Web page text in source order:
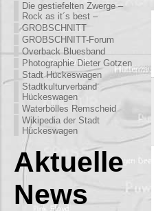
Die gestiefelten Zwerge –
Rock as it´s best –
GROBSCHNITT
GROBSCHNITT-Forum
Overback Bluesband
Photographie Dieter Gotzen
Stadt Hückeswagen
Stadtkulturverband
Hückeswagen
Waterbölles Remscheid
Wikipedia der Stadt
Hückeswagen
Aktuelle
News